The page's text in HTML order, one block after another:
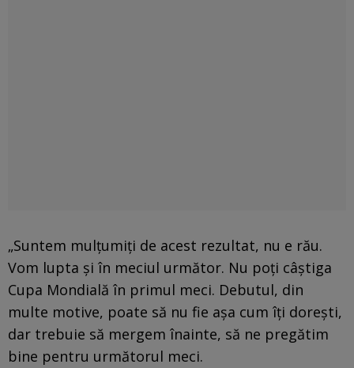
„Suntem mulţumiţi de acest rezultat, nu e rău.
Vom lupta şi în meciul următor. Nu poţi câştiga
Cupa Mondială în primul meci. Debutul, din
multe motive, poate să nu fie aşa cum îţi doreşti,
dar trebuie să mergem înainte, să ne pregătim
bine pentru următorul meci.